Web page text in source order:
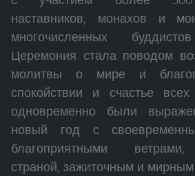
наставников, монахов и
многочисленных
Церемония стала поводом
молитвы о мире и
спокойствии и счастье
одновременно были
новый год с
благоприятными
страной, зажиточным и